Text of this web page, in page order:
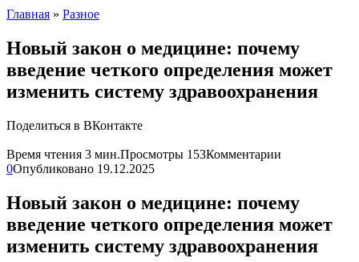
Главная » Разное
Новый закон о медицине: почему
введение четкого определения может
изменить систему здравоохранения
Поделиться в ВКонтакте
Время чтения 3 мин.Просмотры 153Комментарии
0Опубликовано 19.12.2025
Новый закон о медицине: почему
введение четкого определения может
изменить систему здравоохранения